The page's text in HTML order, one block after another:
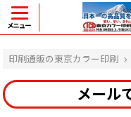
メニュー
印刷通販の東京カラー印刷
メール
ヘルプ